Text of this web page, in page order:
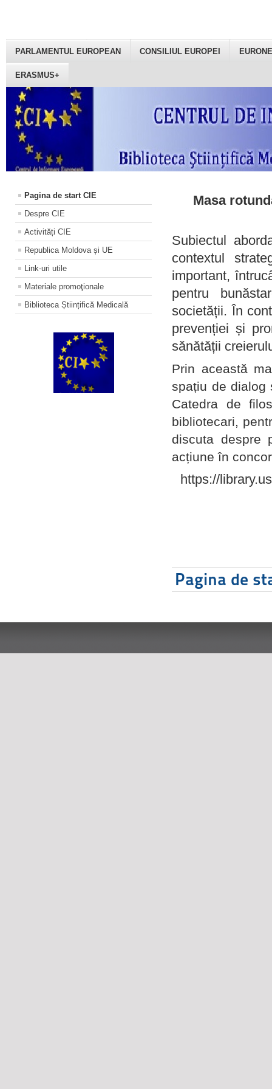
PARLAMENTUL EUROPEAN CONSILIUL EUROPEI
ERASMUS+
Pagina de start CIE
Despre CIE
Activități CIE
Republica Moldova și UE
Link-uri utile
Materiale promoţionale
Biblioteca Științifică Medicală
Masa
Subiectul
contextul
important,
pentru
societății. În
prevenției și
sănătății
Prin această
spațiu de dialog
Catedra de
bibliotecari,
discuta despre
acțiune în
https://
Pagina de